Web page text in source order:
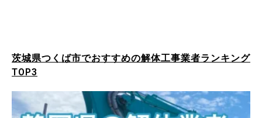
茨城県つくば市でおすすめの解体工事業者ランキング
TOP3